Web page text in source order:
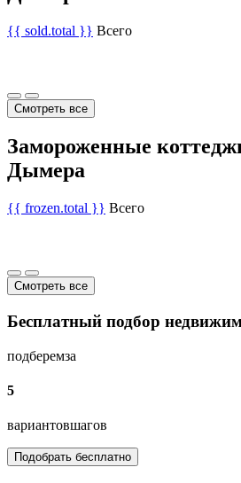
{{ sold.total }} Всего
Смотреть все
Замороженные
Дымера
{{ frozen.total }} Всего
Смотреть все
Бесплатный подбор
подберемза
5
вариантовшагов
Подобрать бесплатно